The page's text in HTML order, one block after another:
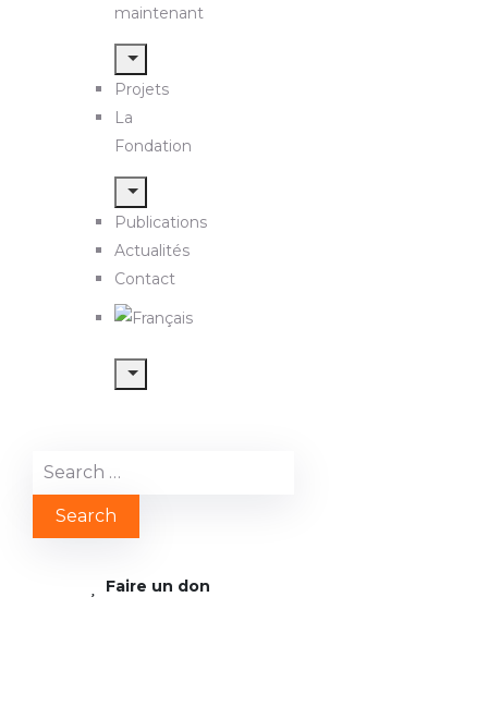
maintenant
Projets
La
Fondation
Publications
Actualités
Contact
Faire un don